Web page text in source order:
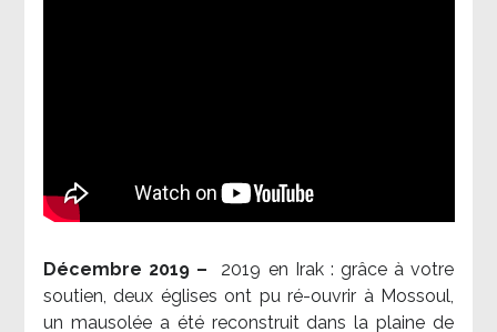
Décembre 2019 – 2019 en Irak : grâce à votre
soutien, deux églises ont pu ré-ouvrir à Mossoul,
un mausolée a été reconstruit dans la plaine de